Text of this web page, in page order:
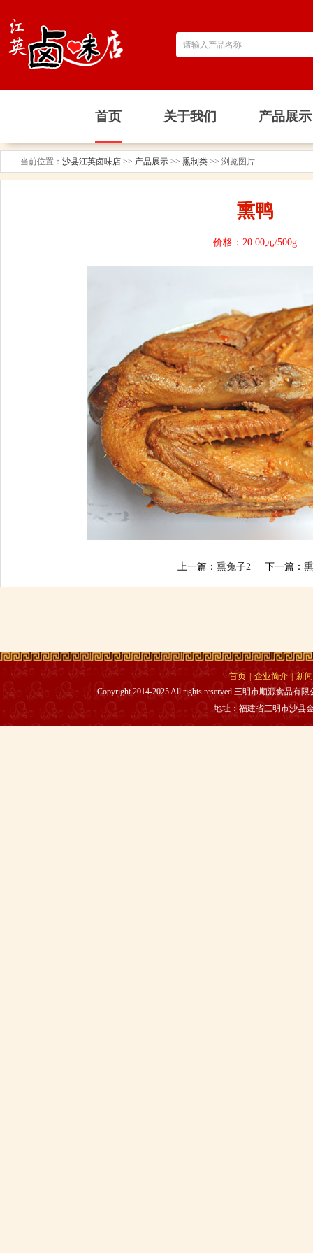
首页 关于我们 产品展示
当前位置： 沙县江英卤味店 >> 产品展示 >> 熏制类 >> 浏览图片
熏鸭
价格：20.00元/500g
上一篇： 熏兔子2下一篇：
首页 企业简介
新
Copyright 2014-2025 All rights reserved 三明市顺源食品有
地址：福建省三明市沙县